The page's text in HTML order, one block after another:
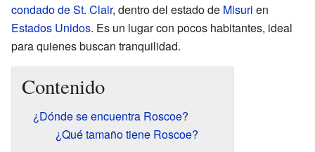
condado de St. Clair, dentro del estado de Misuri en
Estados Unidos. Es un lugar con pocos habitantes, ideal
para quienes buscan tranquilidad.
Contenido
¿Dónde se encuentra Roscoe?
¿Qué tamaño tiene Roscoe?